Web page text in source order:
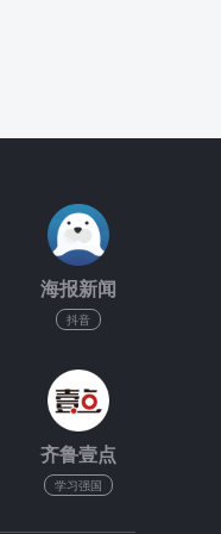
海报新闻
抖音
齐鲁壹点
学习强国